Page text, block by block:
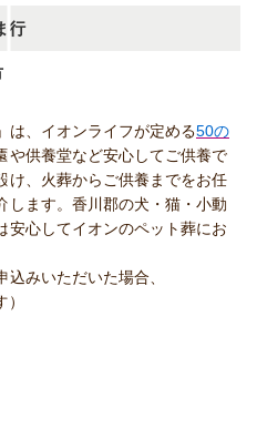
行
は、イオンライフが定める50の
や供養堂など安心してご供養で
け、火葬からご供養までをお任
します。香川郡の犬・猫・小動
安心してイオンのペット葬にお
込みいただいた場合、